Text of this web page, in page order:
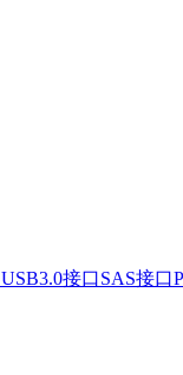
USB3.0接口SAS接口